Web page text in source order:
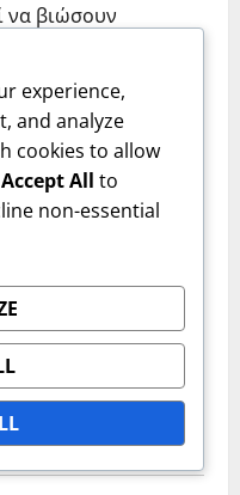
να βιώσουν
λόγω της
αέρα. Αυτό
και να
ζητήματα, οι
ελέγχου
μπορεί να
και να
της
experience,
and analyze
cookies to allow
Accept All to
non-essential